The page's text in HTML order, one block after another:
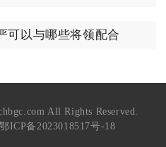
可以与哪些将领配合
All Rights Reserved.
鄂ICP备2023018517号-18